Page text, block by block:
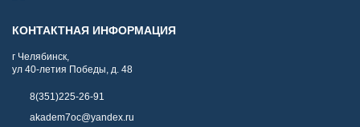
КОНТАКТНАЯ ИНФОРМАЦИЯ
г Челябинск,
ул 40-летия Победы, д. 48
8(351)225-26-91
akadem7oc@yandex.ru